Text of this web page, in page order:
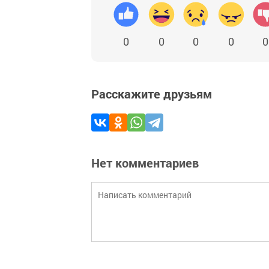
0 0 0 0 0
Расскажите друзьям
Нет комментариев